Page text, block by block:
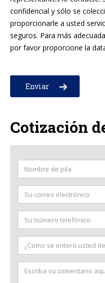
confidencial y sólo se
proporcionarle a usted
seguros. Para más
por favor proporcione la
Please leave this field empty.
Cotización